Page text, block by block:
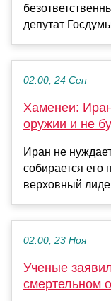
депутат
02:00, 24 Сен
Хаменеи:
оружии и не
Иран не
собирается его
верховный
02:00, 23 Ноя
Ученые
смертельном